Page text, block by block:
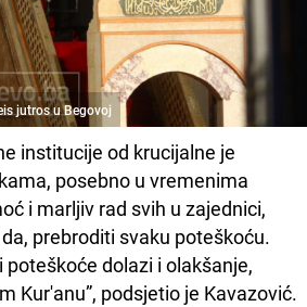
jutros u Begovoj
institucije od krucijalne je
posebno u vremenima
i marljiv rad svih u zajednici,
prebroditi svaku poteškoću.
poteškoće dolazi i olakšanje,
Kur'anu”, podsjetio je Kavazović.